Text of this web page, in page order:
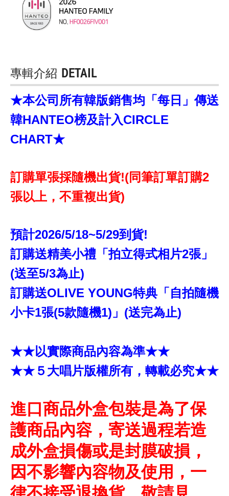
專輯介紹 DETAIL
★本公司所有韓版銷售均「每日」傳送
韓HANTEO榜及計入CIRCLE
CHART★
訂購單張採隨機出貨!(同筆訂單訂購2
張以上，不重複出貨)
預計2026/5/18~5/29到貨!
訂購送精美小禮「拍立得式相片2張」
(送至5/3為止)
訂購送OLIVE YOUNG特典「自拍隨機
小卡1張(5款隨機1)」(送完為止)
★★以實際商品內容為準★★
★★５大唱片版權所有，轉載必究★★
進口商品外盒包裝是為了保
護商品內容，寄送過程若造
成外盒損傷或是封膜破損，
因不影響內容物及使用，一